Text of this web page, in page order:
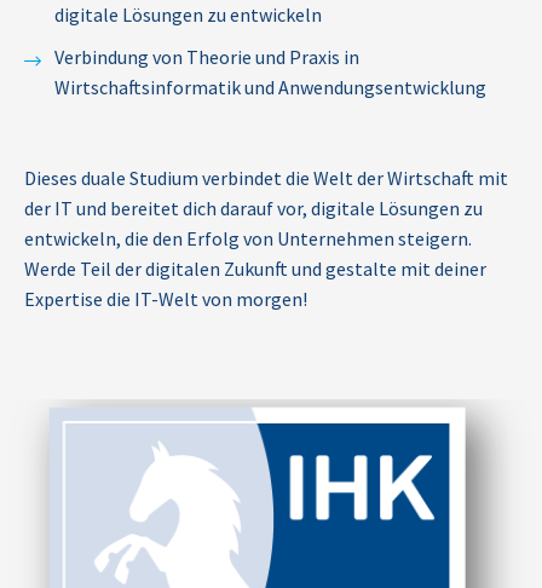
digitale Lösungen zu entwickeln
Verbindung von Theorie und Praxis in
Wirtschaftsinformatik und Anwendungsentwicklung
Dieses duale Studium verbindet die Welt der Wirtschaft mit
der IT und bereitet dich darauf vor, digitale Lösungen zu
entwickeln, die den Erfolg von Unternehmen steigern.
Werde Teil der digitalen Zukunft und gestalte mit deiner
Expertise die IT-Welt von morgen!